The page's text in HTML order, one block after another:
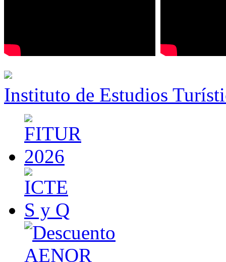
Instituto de Estudios